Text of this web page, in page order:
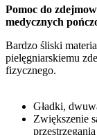
Pomoc do
medycznych
Bardzo śliski
pielęgniarskiemu
fizycznego.
Gładki,
Zwiększenie